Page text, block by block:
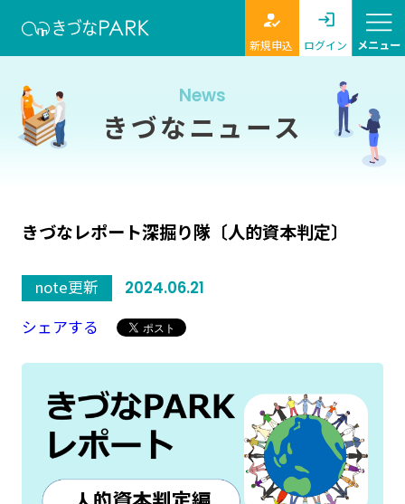
新規申込 ログイン
News
きづなニュース
きづなレポート深掘り隊〔人的資本判定〕
note更新
2024.06.21
シェアする